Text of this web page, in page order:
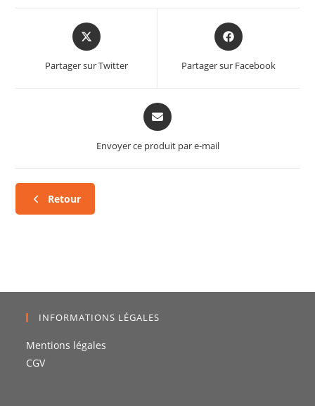
Partager sur Twitter Partager sur Facebook
Envoyer ce produit par e-mail
Retour
INFORMATIONS LÉGALES
Mentions légales
CGV